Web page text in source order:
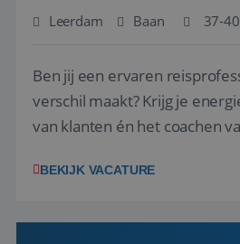
Leerdam Baan 37-
Ben jij een ervaren
verschil maakt? Krijg je
van klanten én het coachen
(onderdeel van Pelikaan
team het reisbureau verder...
BEKIJK VACATURE